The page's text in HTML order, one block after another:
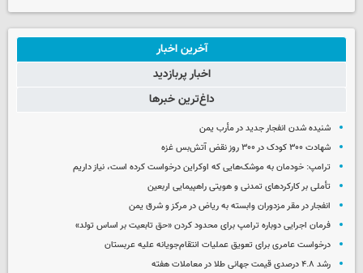
آخرین اخبار
اخبار پربازدید
داغ‌ترین خبرها
شنیده شدن انفجار جدید در مأرب یمن
شهادت ۳۰۰ کودک در ۳۰۰ روز نقض آتش‌بس غزه
ترامپ: خودمان به موشک‌هایی که اوکراین درخواست کرده است، نیاز داریم
تأملی بر کارکردهای تمدنی و هویتی راهپیمایی اربعین
انفجار در مقر مزدوران وابسته به ریاض در مرکز و شرق یمن
فرمان اجرایی دوباره ترامپ برای محدود کردن «حق تابعیت بر اساس تولد»
درخواست عامری برای تعویق عملیات انتقام‌جویانه علیه عربستان
رشد ۴.۸ درصدی قیمت جهانی طلا در معاملات هفته